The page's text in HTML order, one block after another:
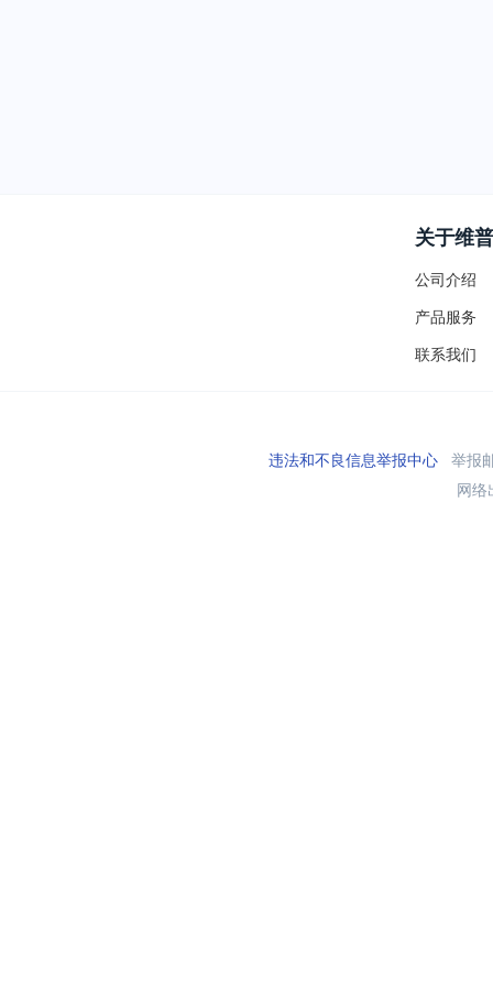
关于维普
公司介绍
产品服务
联系我们
违法和不良信息举报中心举报
网